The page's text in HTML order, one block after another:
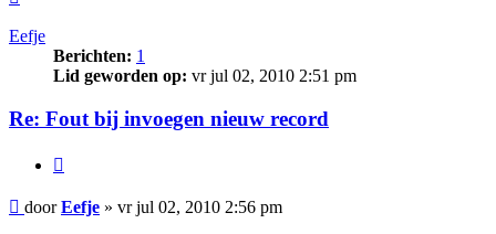
Eefje
Berichten: 1
Lid geworden op: vr jul 02, 2010 2:51 pm
Re: Fout bij invoegen nieuw record
Bericht
doorEefje » vr jul 02, 2010 2:56 pm